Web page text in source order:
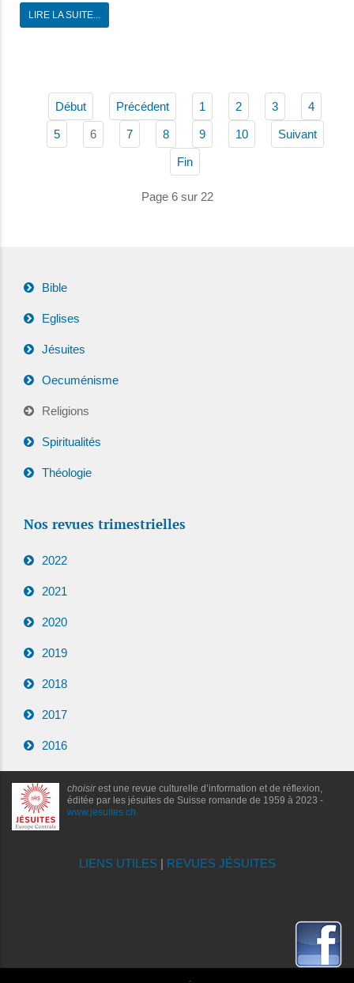
LIRE LA SUITE...
Début Précédent 1 2 3 4
5 6 7 8 9 10 Suivant
Fin
Page 6 sur 22
Bible
Eglises
Jésuites
Oecuménisme
Religions
Spiritualités
Théologie
Nos revues trimestrielles
2022
2021
2020
2019
2018
2017
2016
choisirest une revue culturelle d’information et de réflexion,
éditée par les jésuites de Suisse romande de 1959 à 2023 -
www.jesuites.ch
LIENS UTILES| REVUES JÉSUITES